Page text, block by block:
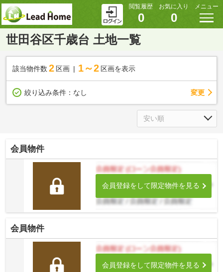
閲覧履歴
0
お気に入り
0
メニュー
世田谷区千歳台 土地一覧
該当物件数 2 区画 1～2 区画を表示
絞り込み条件： なし 変更
会員物件
会員登録をして限定物件を見る
会員物件
会員登録をして限定物件を見る